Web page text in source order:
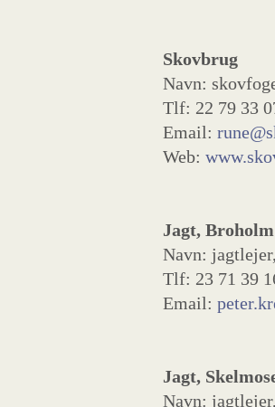
Skovbrug
Navn:
Tlf: 22 79 33
Email:
Web:
Jagt, Broholm
Navn:
Tlf: 23 71 39
Email:
Jagt,
Navn: